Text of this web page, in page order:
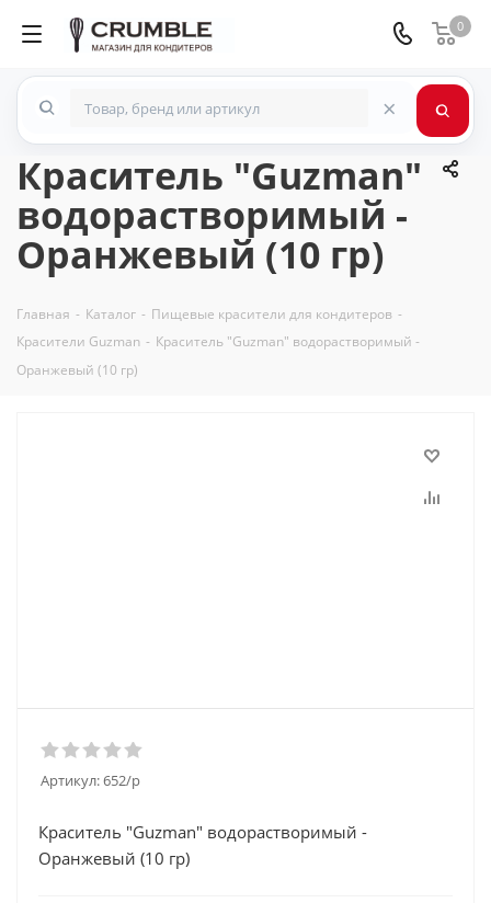
0
×
Краситель "Guzman"
водорастворимый -
Оранжевый (10 гр)
Главная - Каталог - Пищевые красители для кондитеров -
Красители Guzman - Краситель "Guzman" водорастворимый -
Оранжевый (10 гр)
Артикул:652/p
Краситель "Guzman" водорастворимый -
Оранжевый (10 гр)